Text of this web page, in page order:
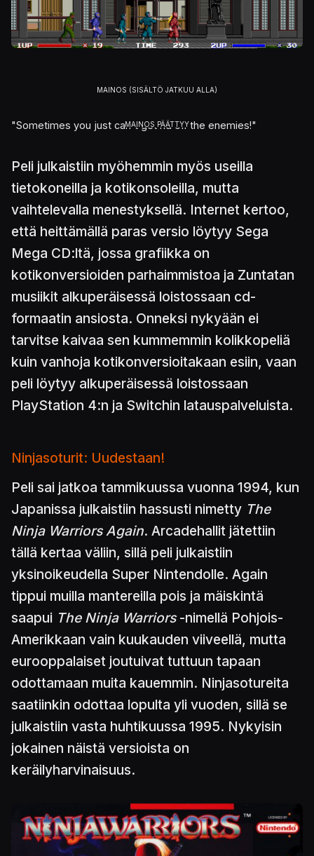
"Sometimes you just can't get rid off the enemies!"
Peli julkaistiin myöhemmin myös useilla
tietokoneilla ja kotikonsoleilla, mutta
vaihtelevalla menestyksellä. Internet kertoo,
että heittämällä paras versio löytyy Sega
Mega CD:ltä, jossa grafiikka on
kotikonversioiden parhaimmistoa ja Zuntatan
musiikit alkuperäisessä loistossaan cd-
formaatin ansiosta. Onneksi nykyään ei
tarvitse kaivaa sen kummemmin kolikkopeliä
kuin vanhoja kotikonversioitakaan esiin, vaan
peli löytyy alkuperäisessä loistossaan
PlayStation 4:n ja Switchin latauspalveluista.
Ninjasoturit: Uudestaan!
Peli sai jatkoa tammikuussa vuonna 1994, kun
Japanissa julkaistiin hassusti nimetty The
Ninja Warriors Again. Arcadehallit jätettiin
tällä kertaa väliin, sillä peli julkaistiin
yksinoikeudella Super Nintendolle. Again
tippui muilla mantereilla pois ja mäiskintä
saapui The Ninja Warriors-nimellä Pohjois-
Amerikkaan vain kuukauden viiveellä, mutta
eurooppalaiset joutuivat tuttuun tapaan
odottamaan muita kauemmin. Ninjasotureita
saatiinkin odottaa lopulta yli vuoden, sillä se
julkaistiin vasta huhtikuussa 1995. Nykyisin
jokainen näistä versioista on
keräilyharvinaisuus.